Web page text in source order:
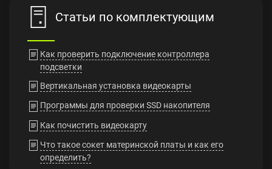
Статьи по комплектующим
Как проверить подключение контроллера
подсветки
Вертикальная установка видеокарты
Программы для проверки SSD накопителя
Как почистить видеокарту
Что такое сокет материнской платы и как его
определить?